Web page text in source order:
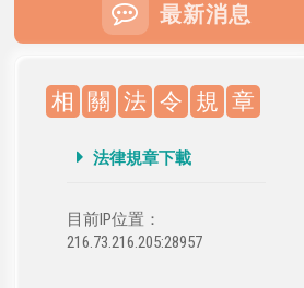
最新消息
相 關 法 令 規 章
法律規章下載
目前IP位置：
216.73.216.205:28957